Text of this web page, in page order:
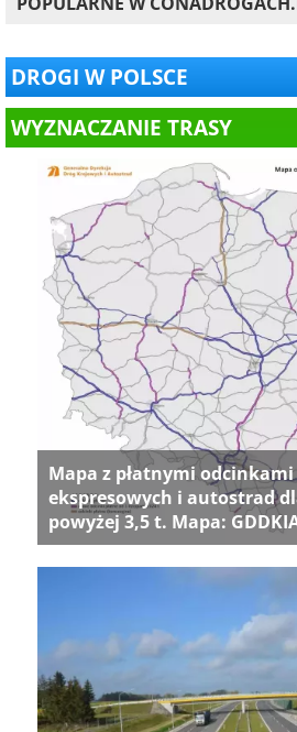
DROGI W POLSCE
WYZNACZANIE TRASY
Mapa z płatnymi
ekspresowych i autostrad
powyżej 3,5 t. Mapa: